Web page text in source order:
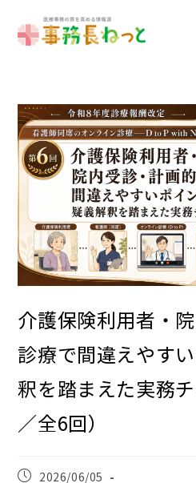
介護保険利用者・
診療で間違えやすい
釈を踏まえた実務
／全6回）
2026/06/05